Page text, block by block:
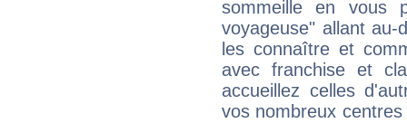
sommeille en vous
voyageuse" allant
les connaître et
avec franchise et
accueillez celles
vos nombreux